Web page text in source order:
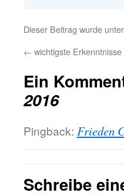
Dieser Beitrag wurde unter
← wichtigste
Ein
2016
Pingback: Frieden
Schreibe